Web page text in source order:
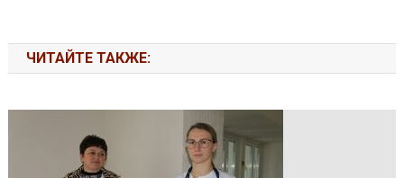
ЧИТАЙТЕ ТАКЖЕ: